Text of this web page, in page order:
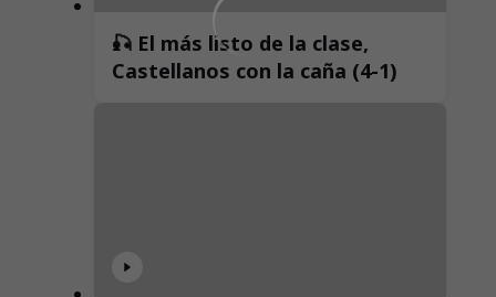
🎣 El más listo de la clase,
Castellanos con la caña (4-1)